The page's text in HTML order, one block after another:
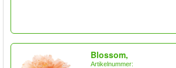
Blossom,
Artikelnummer: